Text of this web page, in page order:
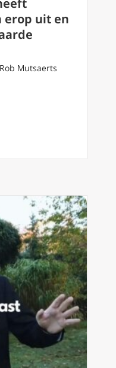
erop uit en
Mutsaerts
Jezus heeft iedereen